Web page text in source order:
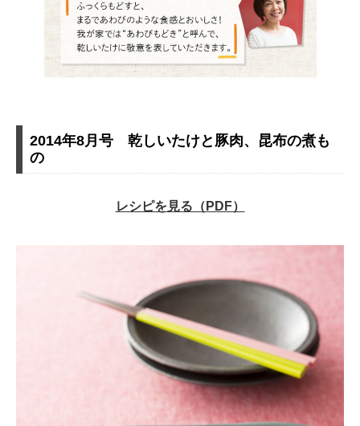
2014年8月号 乾しいたけと豚肉、昆布の煮も
の
レシピを見る（PDF）